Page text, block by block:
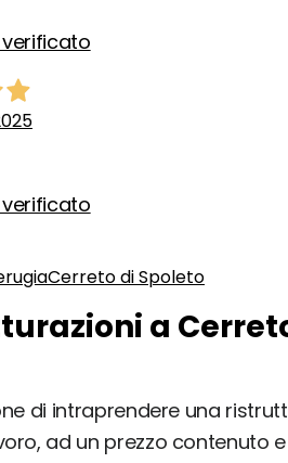
Cerreto di Spoleto
a
di intraprendere una
ad un prezzo contenuto